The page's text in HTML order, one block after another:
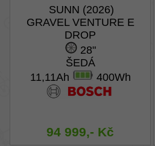
SUNN (2026)
GRAVEL VENTURE E
DROP
28"
ŠEDÁ
11,11Ah
400Wh
94 999,- Kč